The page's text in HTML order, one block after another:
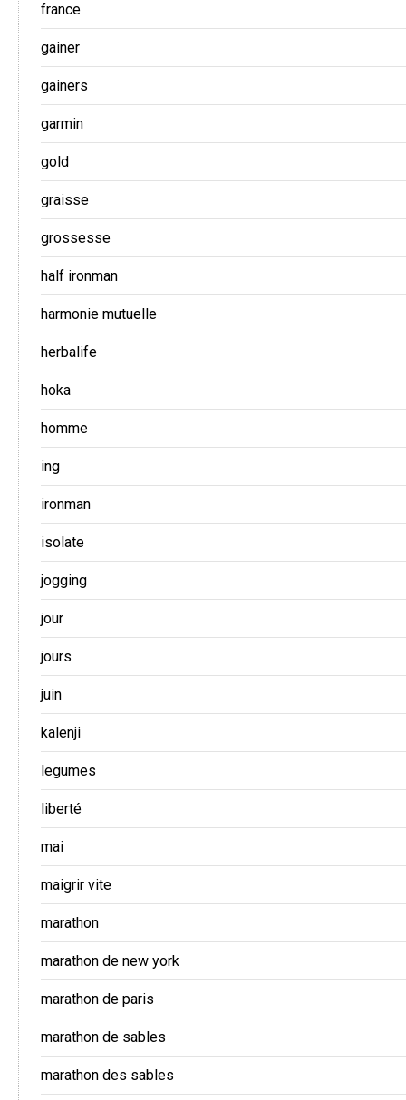
france
gainer
gainers
garmin
gold
graisse
grossesse
half ironman
harmonie mutuelle
herbalife
hoka
homme
ing
ironman
isolate
jogging
jour
jours
juin
kalenji
legumes
liberté
mai
maigrir vite
marathon
marathon de new york
marathon de paris
marathon de sables
marathon des sables